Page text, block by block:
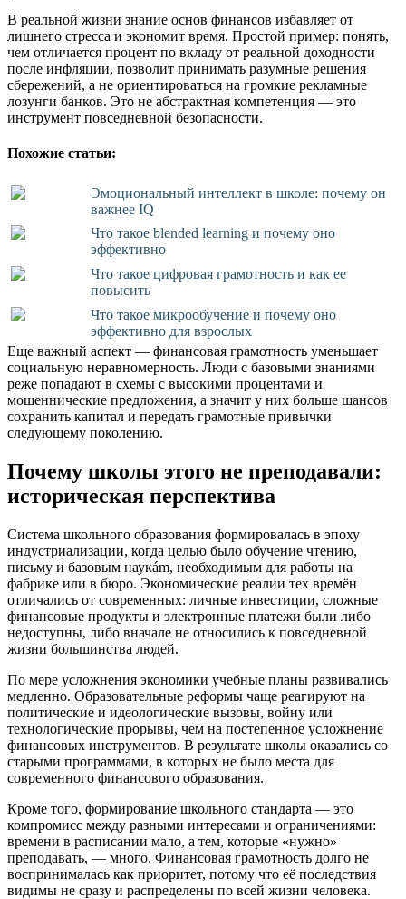
В реальной жизни знание основ финансов избавляет от
лишнего стресса и экономит время. Простой пример: понять,
чем отличается процент по вкладу от реальной доходности
после инфляции, позволит принимать разумные решения
сбережений, а не ориентироваться на громкие рекламные
лозунги банков. Это не абстрактная компетенция — это
инструмент повседневной безопасности.
Похожие статьи:
Эмоциональный интеллект в школе: почему он
важнее IQ
Что такое blended learning и почему оно
эффективно
Что такое цифровая грамотность и как ее
повысить
Что такое микрообучение и почему оно
эффективно для взрослых
Еще важный аспект — финансовая грамотность уменьшает
социальную неравномерность. Люди с базовыми знаниями
реже попадают в схемы с высокими процентами и
мошеннические предложения, а значит у них больше шансов
сохранить капитал и передать грамотные привычки
следующему поколению.
Почему школы этого не преподавали:
историческая перспектива
Система школьного образования формировалась в эпоху
индустриализации, когда целью было обучение чтению,
письму и базовым наукám, необходимым для работы на
фабрике или в бюро. Экономические реалии тех времён
отличались от современных: личные инвестиции, сложные
финансовые продукты и электронные платежи были либо
недоступны, либо вначале не относились к повседневной
жизни большинства людей.
По мере усложнения экономики учебные планы развивались
медленно. Образовательные реформы чаще реагируют на
политические и идеологические вызовы, войну или
технологические прорывы, чем на постепенное усложнение
финансовых инструментов. В результате школы оказались со
старыми программами, в которых не было места для
современного финансового образования.
Кроме того, формирование школьного стандарта — это
компромисс между разными интересами и ограничениями:
времени в расписании мало, а тем, которые «нужно»
преподавать, — много. Финансовая грамотность долго не
воспринималась как приоритет, потому что её последствия
видимы не сразу и распределены по всей жизни человека.